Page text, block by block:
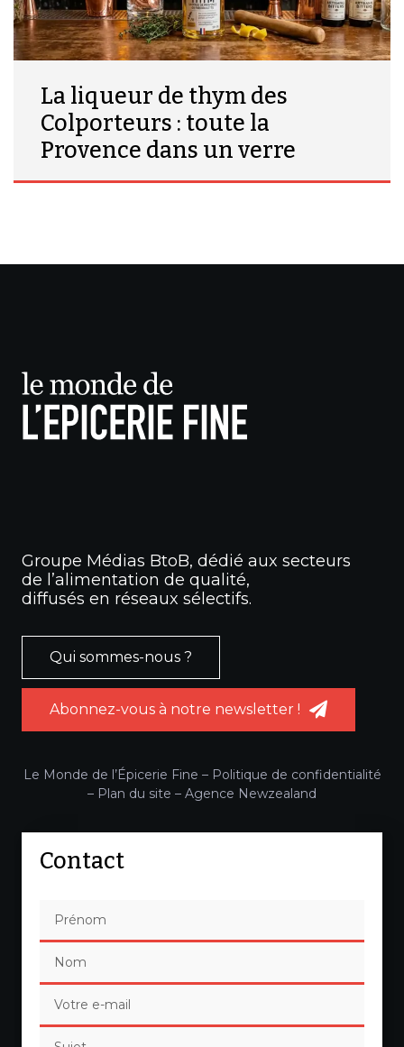
La liqueur de thym des
Colporteurs : toute la
Provence dans un verre
Groupe Médias BtoB, dédié aux secteurs
de l’alimentation de qualité,
diffusés en réseaux sélectifs.
Qui sommes-nous ?
Abonnez-vous à notre newsletter !
Le Monde de l’Épicerie Fine – Politique de confidentialité
– Plan du site – Agence Newzealand
Contact